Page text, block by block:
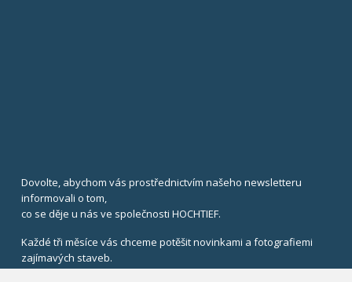
Dovolte, abychom vás prostřednictvím našeho newsletteru
informovali o tom,
co se děje u nás ve společnosti HOCHTIEF.
Každé tři měsíce vás chceme potěšit novinkami a fotografiemi
zajímavých staveb.
V případě zájmu uveďte svůj email.